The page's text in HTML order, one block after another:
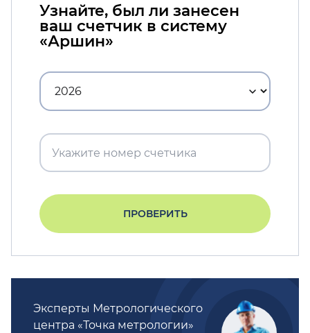
Узнайте, был ли занесен
ваш счетчик в систему
«Аршин»
ПРОВЕРИТЬ
Эксперты Метрологического
центра «Точка метрологии»